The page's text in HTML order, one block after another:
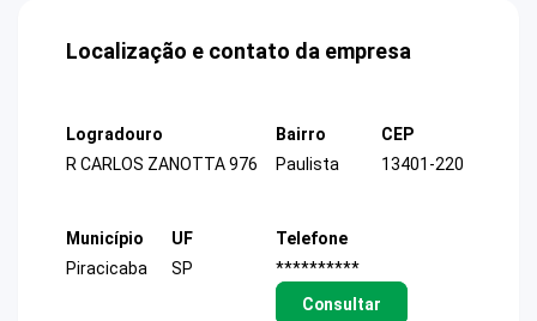
Localização e contato da empresa
Logradouro
R CARLOS ZANOTTA 976
Bairro
Paulista
CEP
13401-220
Município
Piracicaba
UF
SP
Telefone
**********
Consultar